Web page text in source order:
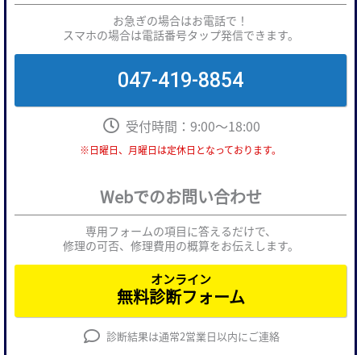
お急ぎの場合はお電話で！
スマホの場合は電話番号タップ発信できます。
047-419-8854
受付時間：9:00～18:00
※日曜日、月曜日は定休日となっております。
Webでのお問い合わせ
専用フォームの項目に答えるだけで、
修理の可否、修理費用の概算をお伝えします。
オンライン
無料診断フォーム
診断結果は通常2営業日以内にご連絡